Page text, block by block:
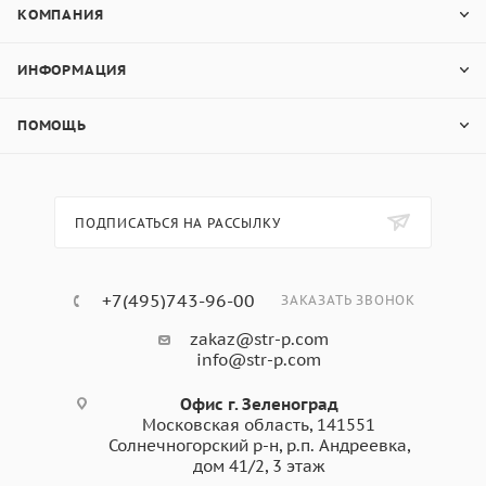
Пожаробезопасность
при нагреве вредных веществ.
гниению и разбуханию при попадании влаги.
высокую энергоэффективность.
Монтаж
фиброцементной доски под
дерево 3000х190х8 мм
ГРАФИТ
Установка несущей подсистемы с шагом 50-60 см.
КОМПАНИЯ
ИНФОРМАЦИЯ
ПОМОЩЬ
ПОДПИСАТЬСЯ НА РАССЫЛКУ
+7(495)743-96-00 ЗАКАЗАТЬ ЗВОНОК
zakaz@str-p.com
info@str-p.com
Офис г. Зеленоград
Московская область, 141551
Солнечногорский р-н, р.п. Андреевка,
дом 41/2, 3 этаж